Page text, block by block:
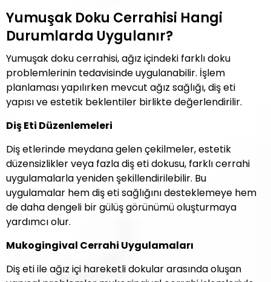
Yumuşak Doku Cerrahisi Hangi
Durumlarda Uygulanır?
Yumuşak doku cerrahisi, ağız içindeki farklı doku
problemlerinin tedavisinde uygulanabilir. İşlem
planlaması yapılırken mevcut ağız sağlığı, diş eti
yapısı ve estetik beklentiler birlikte değerlendirilir.
Diş Eti Düzenlemeleri
Diş etlerinde meydana gelen çekilmeler, estetik
düzensizlikler veya fazla diş eti dokusu, farklı cerrahi
uygulamalarla yeniden şekillendirilebilir. Bu
uygulamalar hem diş eti sağlığını desteklemeye hem
de daha dengeli bir gülüş görünümü oluşturmaya
yardımcı olur.
Mukogingival Cerrahi Uygulamaları
Diş eti ile ağız içi hareketli dokular arasında oluşan